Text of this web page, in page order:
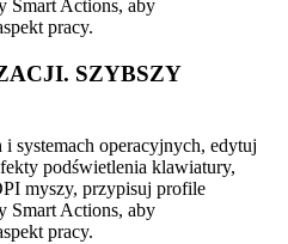
Smart Actions, aby
pracy.
SZYBSZY
systemach operacyjnych, edytuj
podświetlenia klawiatury,
myszy, przypisuj profile
Smart Actions, aby
pracy.